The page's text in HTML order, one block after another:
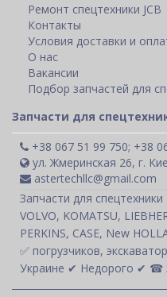
Ремонт спецтехники JCB
Контакты
Условия доставки и
О нас
Вакансии
Подбор запчастей для
Запчасти для
+38 067 51 99 750; +38
ул. Жмеринская 26, г.
astertechllc@gmail.com
Запчасти для
VOLVO, KOMATSU,
PERKINS, CASE, New
✅ погрузчиков,
Украине ✔ Недорого ✔ ☎